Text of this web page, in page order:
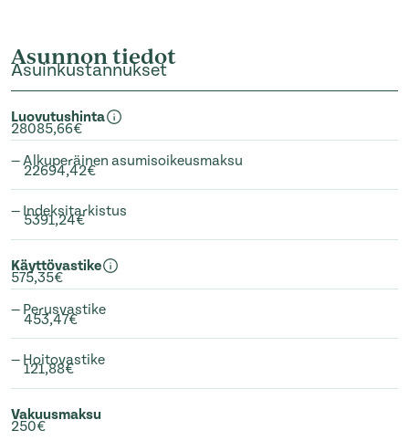
Asunnon tiedot
Asuinkustannukset
Luovutushinta
28085,66€
— Alkuperäinen asumisoikeusmaksu
22694,42€
— Indeksitarkistus
5391,24€
Käyttövastike
575,35€
— Perusvastike
453,47€
— Hoitovastike
121,88€
Vakuusmaksu
250€